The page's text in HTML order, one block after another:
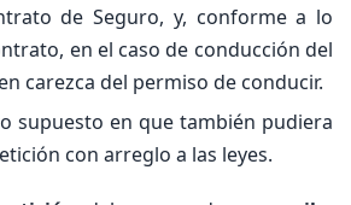
de Seguro, y, conforme a lo
en el caso de conducción del
carezca del permiso de conducir.
supuesto en que también pudiera
con arreglo a las leyes.